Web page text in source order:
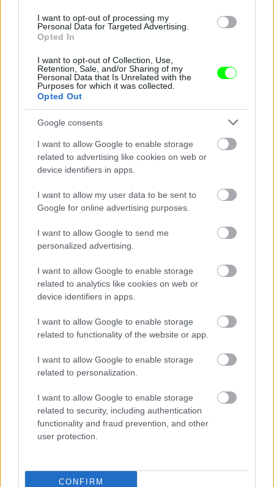
I want to opt-out of processing my
Personal Data for Targeted Advertising.
Opted In
I want to opt-out of Collection, Use,
Retention, Sale, and/or Sharing of my
Personal Data that Is Unrelated with the
Purposes for which it was collected.
Opted Out
Google consents
I want to allow Google to enable storage
related to advertising like cookies on web or
device identifiers in apps.
I want to allow my user data to be sent to
Google for online advertising purposes.
I want to allow Google to send me
personalized advertising.
I want to allow Google to enable storage
related to analytics like cookies on web or
device identifiers in apps.
I want to allow Google to enable storage
related to functionality of the website or app.
I want to allow Google to enable storage
related to personalization.
I want to allow Google to enable storage
related to security, including authentication
functionality and fraud prevention, and other
user protection.
CONFIRM
Jön még kép!
Perez Hilton 2012 áprilisában a New Now Next
Awards nevű díjátadón
Jön még kép!